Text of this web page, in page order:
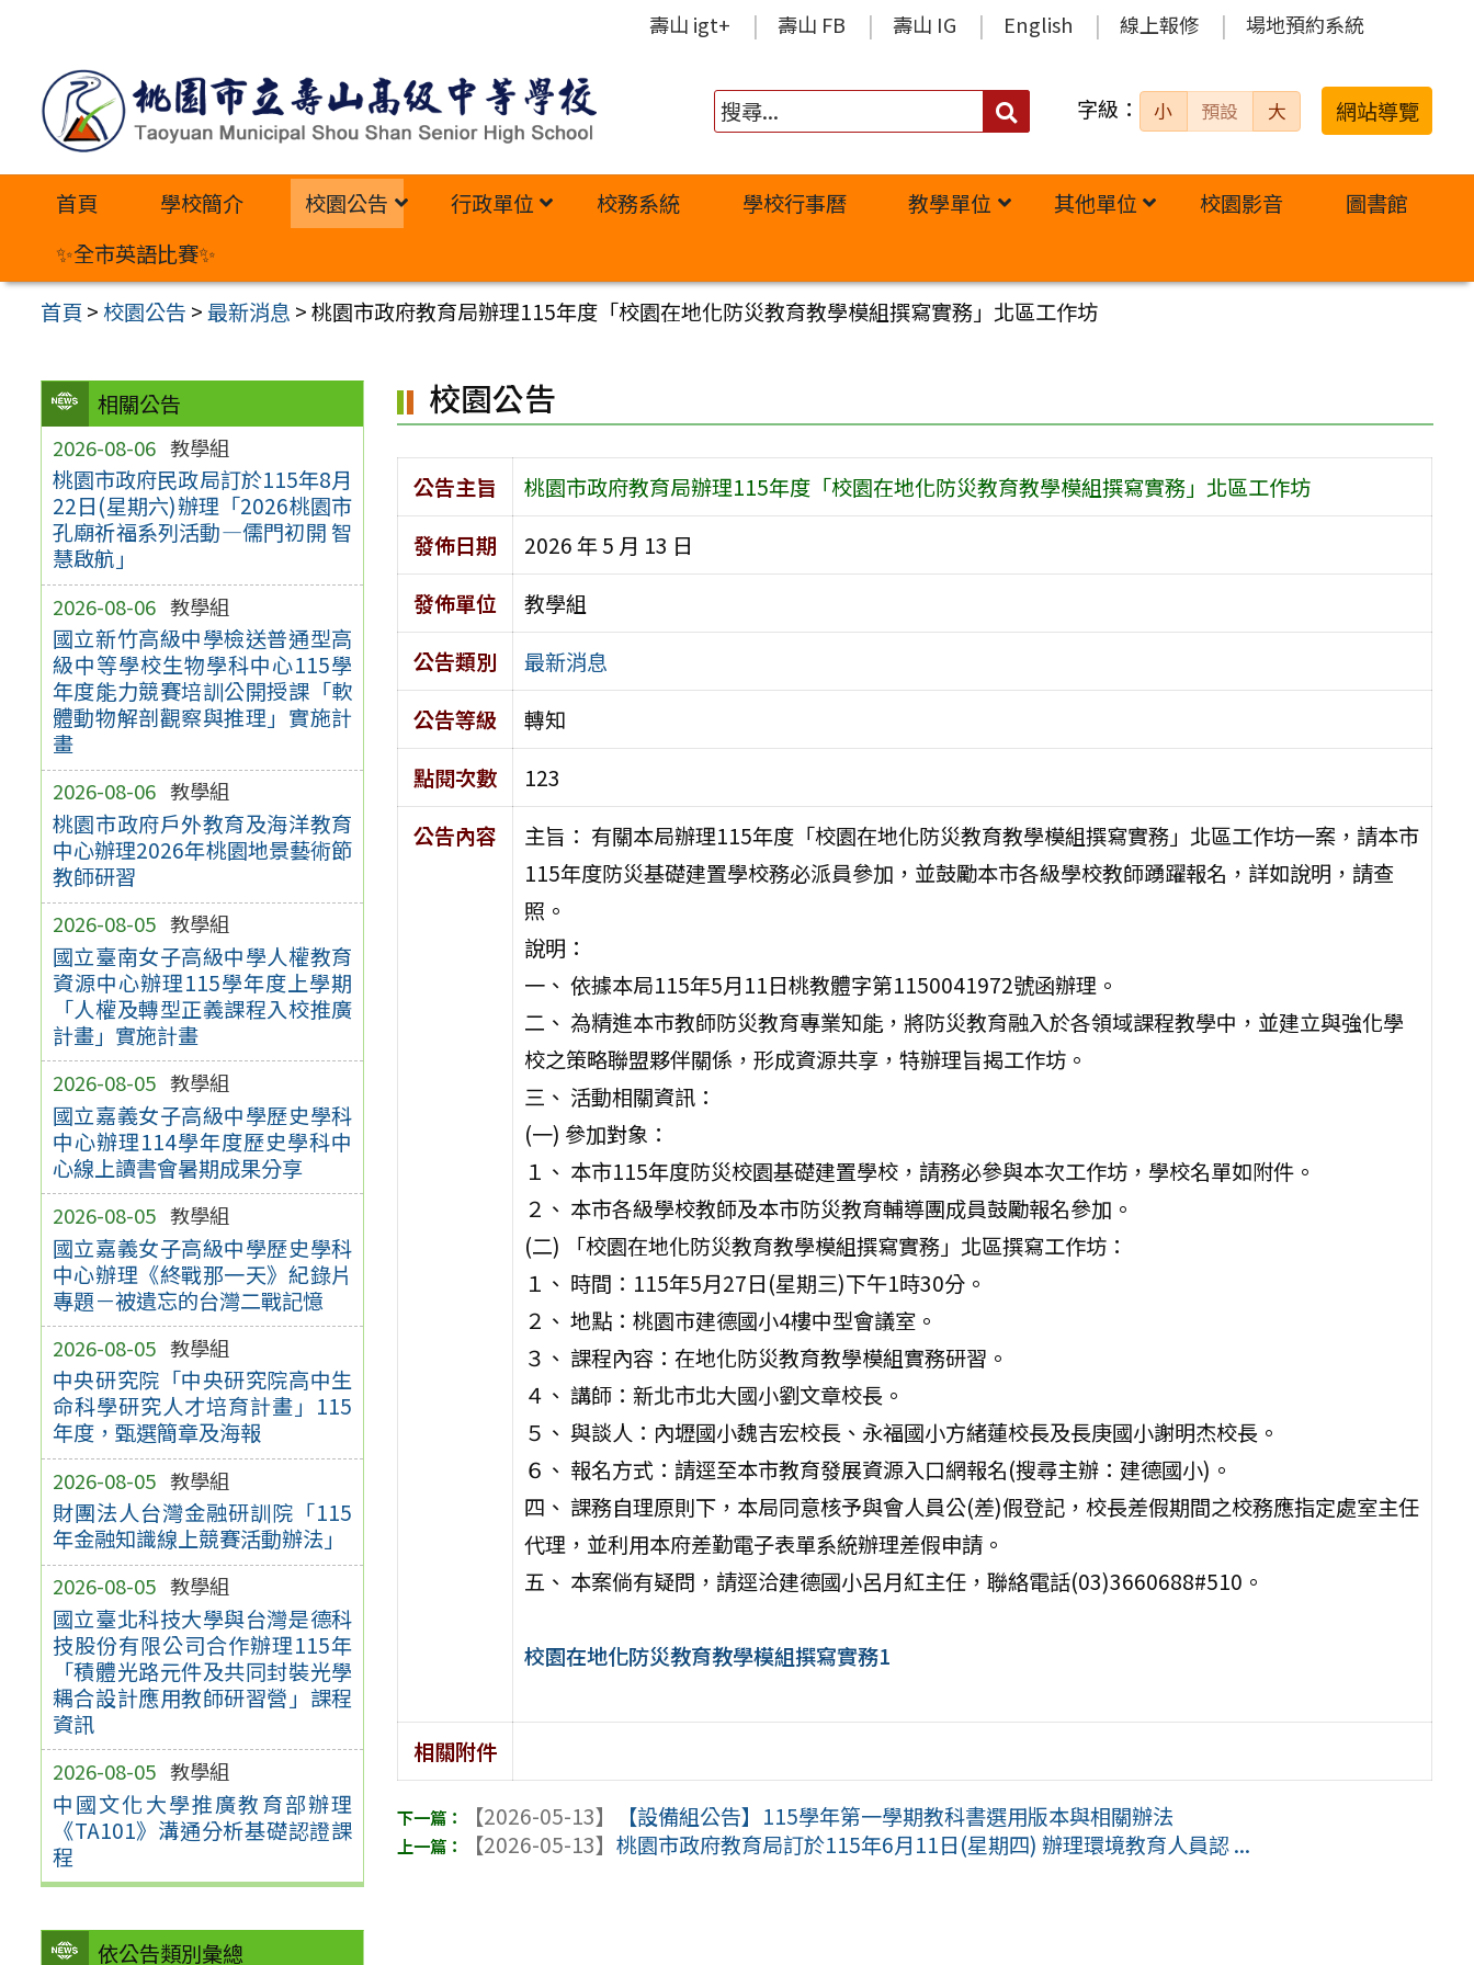
內
壽山 igt+ 壽山 FB 壽山 IG English 線上報修 場地預約系統
搜
字級： 小 預設 大 網站導覽
首頁 學校簡介 校園公告 行政單位 校務系統 學校行事曆 教學單位 其他單位 校園影音
圖書館
✨全市英語比賽✨
首頁 >校園公告 >最新消息 >桃園市政府教育局辦理115年度「校園在地化防災教育教學模組撰寫實務」北區工作坊
相關公告
2026-08-06 教學組
桃園市政府民政局訂於115年8月
22日(星期六)辦理「2026桃園市
孔廟祈福系列活動—儒門初開 智
慧啟航」
2026-08-06 教學組
國立新竹高級中學檢送普通型高
級中等學校生物學科中心115學
年度能力競賽培訓公開授課「軟
體動物解剖觀察與推理」實施計
畫
2026-08-06 教學組
桃園市政府戶外教育及海洋教育
中心辦理2026年桃園地景藝術節
教師研習
2026-08-05 教學組
國立臺南女子高級中學人權教育
資源中心辦理115學年度上學期
「人權及轉型正義課程入校推廣
計畫」實施計畫
2026-08-05 教學組
國立嘉義女子高級中學歷史學科
中心辦理114學年度歷史學科中
心線上讀書會暑期成果分享
2026-08-05 教學組
國立嘉義女子高級中學歷史學科
中心辦理《終戰那一天》紀錄片
專題－被遺忘的台灣二戰記憶
2026-08-05 教學組
中央研究院「中央研究院高中生
命科學研究人才培育計畫」115
年度，甄選簡章及海報
2026-08-05 教學組
財團法人台灣金融研訓院「115
年金融知識線上競賽活動辦法」
2026-08-05 教學組
國立臺北科技大學與台灣是德科
技股份有限公司合作辦理115年
「積體光路元件及共同封裝光學
耦合設計應用教師研習營」課程
資訊
2026-08-05 教學組
中國文化大學推廣教育部辦理
《TA101》溝通分析基礎認證課
程
依公告類別彙總
校園公告
公告主旨
桃園市政府教育局辦理115年度「校園在地化防災教育教學模組撰寫實務」北區工作坊
發佈日期
2026 年 5 月 13 日
發佈單位
教學組
公告類別
最新消息
公告等級
轉知
點閱次數
123
公告內容
主旨： 有關本局辦理115年度「校園在地化防災教育教學模組撰寫實務」北區工作坊一案，請本市
115年度防災基礎建置學校務必派員參加，並鼓勵本市各級學校教師踴躍報名，詳如說明，請查
照。
說明：
一、 依據本局115年5月11日桃教體字第1150041972號函辦理。
二、 為精進本市教師防災教育專業知能，將防災教育融入於各領域課程教學中，並建立與強化學
校之策略聯盟夥伴關係，形成資源共享，特辦理旨揭工作坊。
三、 活動相關資訊：
(一) 參加對象：
１、 本市115年度防災校園基礎建置學校，請務必參與本次工作坊，學校名單如附件。
２、 本市各級學校教師及本市防災教育輔導團成員鼓勵報名參加。
(二) 「校園在地化防災教育教學模組撰寫實務」北區撰寫工作坊：
１、 時間：115年5月27日(星期三)下午1時30分。
２、 地點：桃園市建德國小4樓中型會議室。
３、 課程內容：在地化防災教育教學模組實務研習。
４、 講師：新北市北大國小劉文章校長。
５、 與談人：內壢國小魏吉宏校長、永福國小方緒蓮校長及長庚國小謝明杰校長。
６、 報名方式：請逕至本市教育發展資源入口網報名(搜尋主辦：建德國小)。
四、 課務自理原則下，本局同意核予與會人員公(差)假登記，校長差假期間之校務應指定處室主任
代理，並利用本府差勤電子表單系統辦理差假申請。
五、 本案倘有疑問，請逕洽建德國小呂月紅主任，聯絡電話(03)3660688#510。
校園在地化防災教育教學模組撰寫實務1
相關附件
【2026-05-13】
【設備組公告】115學年第一學期教科書選用版本與相關辦法
【2026-05-13】桃園市政府教育局訂於115年6月11日(星期四) 辦理環境教育人員認 ...